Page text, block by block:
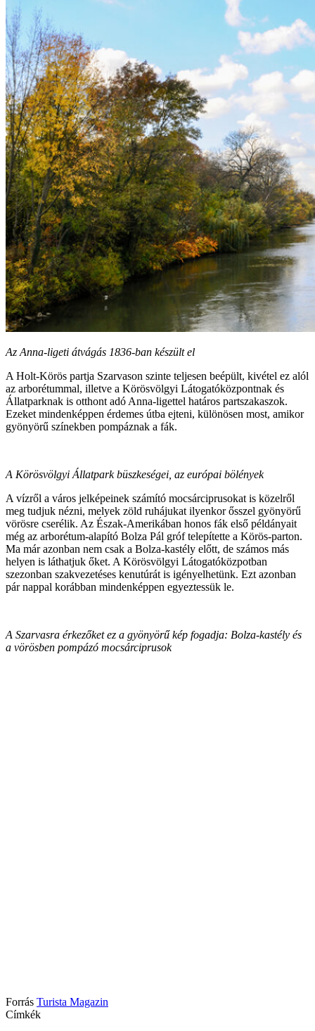
Az Anna-ligeti átvágás 1836-ban készült el
A Holt-Körös partja Szarvason szinte teljesen beépült, kivétel ez alól
az arborétummal, illetve a Körösvölgyi Látogatóközpontnak és
Állatparknak is otthont adó Anna-ligettel határos partszakaszok.
Ezeket mindenképpen érdemes útba ejteni, különösen most, amikor
gyönyörű színekben pompáznak a fák.
A Körösvölgyi Állatpark büszkeségei, az európai bölények
A vízről a város jelképeinek számító mocsárciprusokat is közelről
meg tudjuk nézni, melyek zöld ruhájukat ilyenkor ősszel gyönyörű
vörösre cserélik. Az Észak-Amerikában honos fák első példányait
még az arborétum-alapító Bolza Pál gróf telepítette a Körös-parton.
Ma már azonban nem csak a Bolza-kastély előtt, de számos más
helyen is láthatjuk őket. A Körösvölgyi Látogatóközpotban
szezonban szakvezetéses kenutúrát is igényelhetünk. Ezt azonban
pár nappal korábban mindenképpen egyeztessük le.
A Szarvasra érkezőket ez a gyönyörű kép fogadja: Bolza-kastély és
a vörösben pompázó mocsárciprusok
Forrás Turista Magazin
Címkék